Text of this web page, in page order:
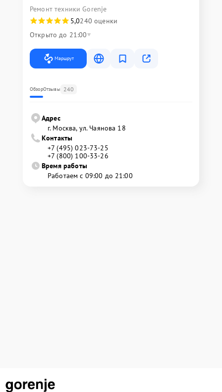
Ремонт техники Gorenje
5,0240 оценки
Открыто до 21:00
Маршрут
ОбзорОтзывы 240
Адрес
г. Москва, ул. Чаянова 18
Контакты
+7 (495) 023-73-25
+7 (800) 100-33-26
Время работы
Работаем с 09:00 до 21:00